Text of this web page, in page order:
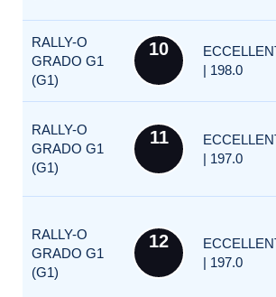
RALLY-O
GRADO G1
(G1)
10
| 198.0
RALLY-O
GRADO G1
(G1)
11
| 197.0
RALLY-O
GRADO G1
(G1)
12
| 197.0